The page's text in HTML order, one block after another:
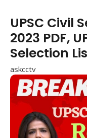
UPSC Civil
2023 PDF,
Selection
askcctv